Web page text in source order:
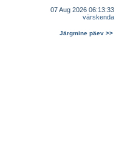
07 Aug 2026 06:13:33
värskenda
Järgmine päev >>